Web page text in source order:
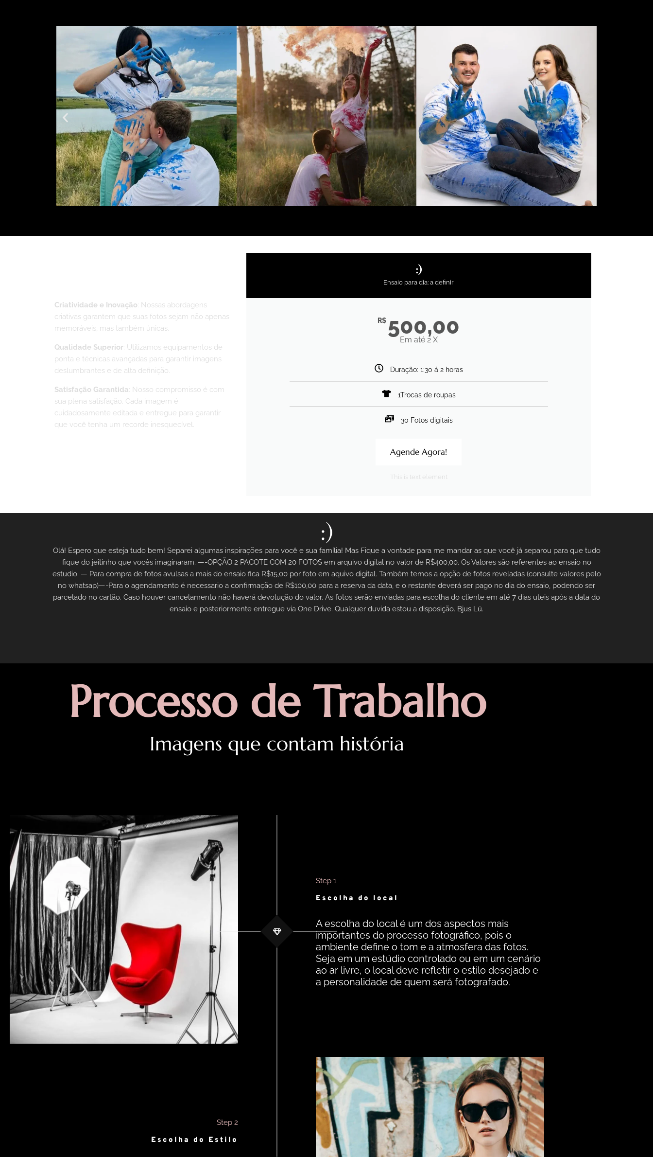
Criatividade e Inovação: Nossas abordagens
criativas garantem que suas fotos sejam não apenas
memoráveis, mas também únicas.
Qualidade Superior: Utilizamos equipamentos de
ponta e técnicas avançadas para garantir imagens
deslumbrantes e de alta definição.
Satisfação Garantida: Nosso compromisso é com
sua plena satisfação. Cada imagem é
cuidadosamente editada e entregue para garantir
que você tenha um recorde inesquecível.
:)
Ensaio para dia: a definir
R$ 500,00
Em até 2 X
Duração: 1:30 á 2 horas
1Trocas de roupas
30 Fotos digitais
Agende Agora!
This is text element
:)
Olá! Espero que esteja tudo bem! Separei algumas inspirações para você e sua família! Mas Fique a vontade para me mandar as que você já separou para que tudo
fique do jeitinho que vocês imaginaram. —-OPÇÃO 2 PACOTE COM 20 FOTOS em arquivo digital no valor de R$400,00. Os Valores são referentes ao ensaio no
estudio. — Para compra de fotos avulsas a mais do ensaio fica R$15,00 por foto em aquivo digital. Também temos a opção de fotos reveladas (consulte valores pelo
no whatsap)—-Para o agendamento é necessario a confirmação de R$100,00 para a reserva da data, e o restante deverá ser pago no dia do ensaio, podendo ser
parcelado no cartão. Caso houver cancelamento não haverá devolução do valor. As fotos serão enviadas para escolha do cliente em até 7 dias uteis após a data do
ensaio e posteriormente entregue via One Drive. Qualquer duvida estou a disposição. Bjus Lú.
Processo deTrabalho
Imagens que contam história
Step 1
Escolha do local
A escolha do local é um dos aspectos mais
importantes do processo fotográfico, pois o
ambiente define o tom e a atmosfera das fotos.
Seja em um estúdio controlado ou em um cenário
ao ar livre, o local deve refletir o estilo desejado e
a personalidade de quem será fotografado.
Step 2
Escolha do Estilo